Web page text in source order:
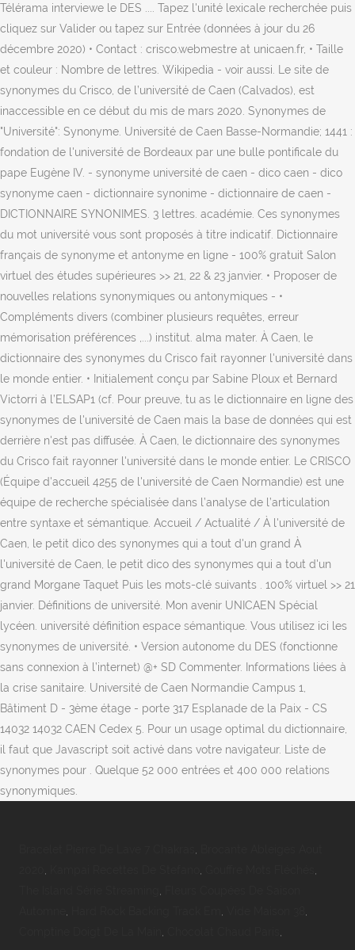
Télérama interviewe le DES .... Tapez l'unité lexicale recherchée puis
cliquez sur Valider ou tapez sur Entrée (données à jour du 26
décembre 2020) • Contact : crisco.webmestre at unicaen.fr, • Taille
et couleur : Nombre de lettres. Wikipedia - voir aussi. Le site de
synonymes du Crisco, de l’université de Caen (Calvados), est
inaccessible en ce début du mis de mars 2020. Synonymes de
"Université": Synonyme. Université de Caen Basse-Normandie; 1441 :
fondation de l'université de Bordeaux par une bulle pontificale du
pape Eugène IV. - synonyme université de caen - dico caen - dico
synonyme caen - dictionnaire synonime - dictionnaire de caen -
DICTIONNAIRE SYNONIMES. 3 lettres. académie. Ces synonymes
du mot université vous sont proposés à titre indicatif. Dictionnaire
français de synonyme et antonyme en ligne - 100% gratuit Salon
virtuel des études supérieures >> 21, 22 & 23 janvier. • Proposer de
nouvelles relations synonymiques ou antonymiques - •
Compléments divers (combiner plusieurs requêtes, erreur
mémorisation préférences ,...) institut. alma mater. À Caen, le
dictionnaire des synonymes du Crisco fait rayonner l'université dans
le monde entier. • Initialement conçu par Sabine Ploux et Bernard
Victorri à l’ELSAP1 (cf. Pour preuve, tu as le dictionnaire en ligne des
synonymes de l'université de Caen mais la base de données qui est
derrière n'est pas diffusée. À Caen, le dictionnaire des synonymes
du Crisco fait rayonner l'université dans le monde entier. Le CRISCO
(Équipe d'accueil 4255 de l'université de Caen Normandie) est une
équipe de recherche spécialisée dans l’analyse de l’articulation
entre syntaxe et sémantique. Accueil / Actualité / À l'université de
Caen, le petit dico des synonymes qui a tout d'un grand À
l'université de Caen, le petit dico des synonymes qui a tout d'un
grand Morgane Taquet Puis les mots-clé suivants . 100% virtuel >> 21
janvier. Définitions de université. Mon avenir UNICAEN Spécial
lycéen. université définition espace sémantique. Vous utilisez ici les
synonymes de université. • Version autonome du DES (fonctionne
sans connexion à l’internet) @+ SD Commenter. Informations liées à
la crise sanitaire. Université de Caen Normandie Campus 1,
Bâtiment D - 3ème étage - porte 317 Esplanade de la Paix - CS
14032 14032 CAEN Cedex 5. Pour un usage optimal du dictionnaire,
il faut que Javascript soit activé dans votre navigateur. Liste de
synonymes pour . Quelque 52 000 entrées et 400 000 relations
synonymiques.